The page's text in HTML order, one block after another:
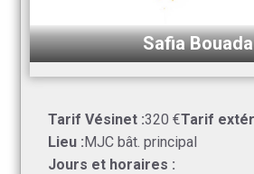
Safia
Tarif Vésinet :320 €Tarif
Lieu : MJC bât. principal
Jours et horaires :